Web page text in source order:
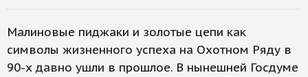
Малиновые пиджаки и золотые цепи как
символы жизненного успеха на Охотном Ряду в
90-х давно ушли в прошлое. В нынешней Госдуме